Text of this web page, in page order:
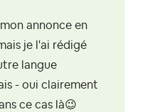
annonce en
je l'ai rédigé
langue
- oui clairement
ce cas là😉